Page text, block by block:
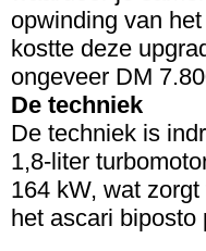
opwinding van
kostte deze
ongeveer DM
De techniek
De techniek is
1,8-liter
164 kW, wat
het ascari biposto